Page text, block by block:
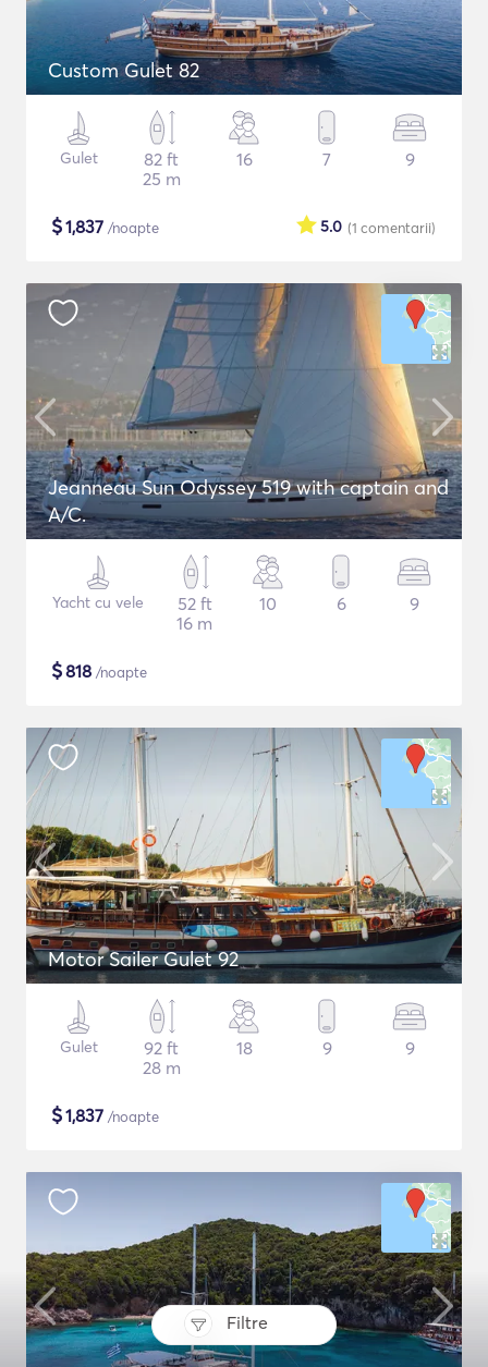
Filtre
Custom Gulet 82
Gulet
82 ft
25 m
16 7 9
$1,837 /noapte (1 comentarii)
5.0
Jeanneau Sun Odyssey 519 with captain and
A/C.
Yacht cu vele
52 ft
16 m
10 6 9
$818 /noapte
Motor Sailer Gulet 92
Gulet
92 ft
28 m
18 9 9
$1,837 /noapte